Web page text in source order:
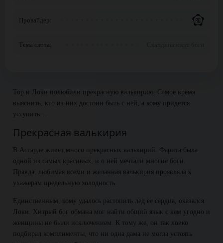
Провайдер:
Тема слота:
Тор и Локи полюбили прекрасную валькирию. Самое время
выяснить, кто из них достоин быть с ней, а кому придется
уступить…
Прекрасная валькирия
В Асгарде живет много прекрасных валькирий. Фарита была
одной из самых красивых, и о ней мечтали многие боги.
Правда, любимая всеми и желанная валькирия проявляла к
ухажерам предельную холодность.
Единственным, кому удалось растопить лед ее сердца, оказался
Локи. Хитрый бог обмана мог найти общий язык с кем угодно и
женщины не были исключением. К тому же, он так ловко
подбирал комплименты, что ни одна дама не могла устоять